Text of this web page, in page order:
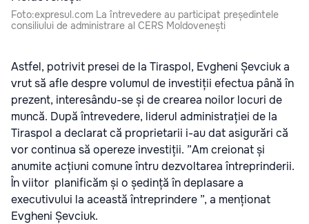
Foto:expresul.com La întrevedere au participat președintele
consiliului de administrare al CERS Moldovenești
Astfel, potrivit presei de la Tiraspol, Evgheni Șevciuk a
vrut să afle despre volumul de investiții efectua până în
prezent, interesându-se și de crearea noilor locuri de
muncă. După întrevedere, liderul administrației de la
Tiraspol a declarat că proprietarii i-au dat asigurări că
vor continua să opereze investiții. ”Am creionat și
anumite acțiuni comune întru dezvoltarea întreprinderii.
În viitor planificăm și o ședință în deplasare a
executivului la această întreprindere ”, a menționat
Evgheni Șevciuk.